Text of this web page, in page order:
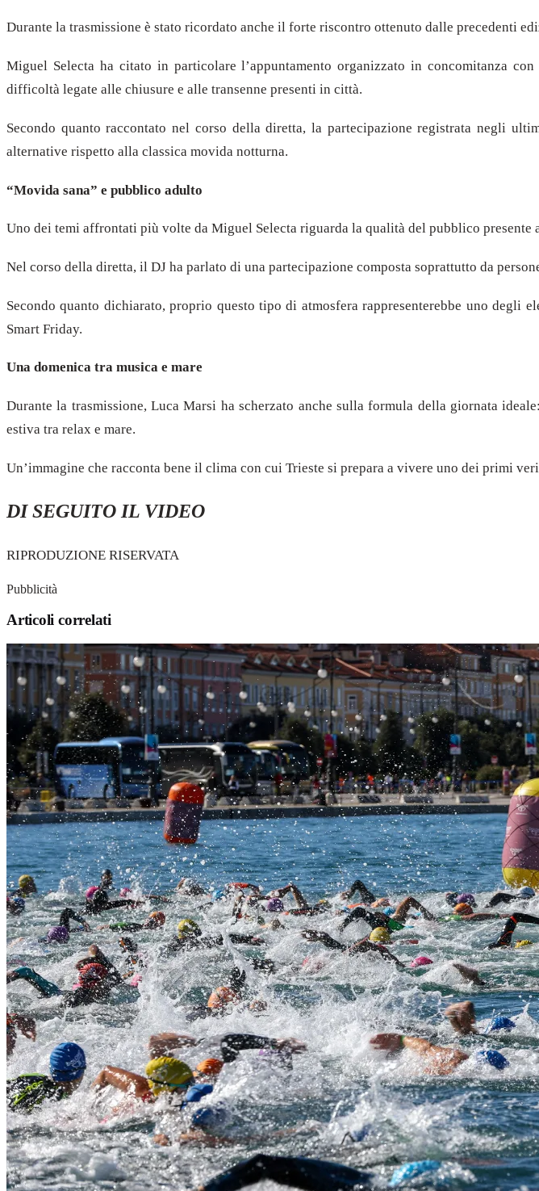
Durante la trasmissione è stato ricordato anche il forte riscontro ottenuto dalle precedenti
Miguel Selecta ha citato in particolare l’appuntamento organizzato in concomitanza
difficoltà legate alle chiusure e alle transenne presenti in città.
Secondo quanto raccontato nel corso della diretta, la partecipazione registrata negli
alternative rispetto alla classica movida notturna.
“Movida sana” e pubblico adulto
Uno dei temi affrontati più volte da Miguel Selecta riguarda la qualità del pubblico presente
Nel corso della diretta, il DJ ha parlato di una partecipazione composta soprattutto da
Secondo quanto dichiarato, proprio questo tipo di atmosfera rappresenterebbe uno
Smart Friday.
Una domenica tra musica e mare
Durante la trasmissione, Luca Marsi ha scherzato anche sulla formula della giornata
estiva tra relax e mare.
Un’immagine che racconta bene il clima con cui Trieste si prepara a vivere uno dei primi
DI SEGUITO IL VIDEO
RIPRODUZIONE RISERVATA
Pubblicità
Articoli correlati